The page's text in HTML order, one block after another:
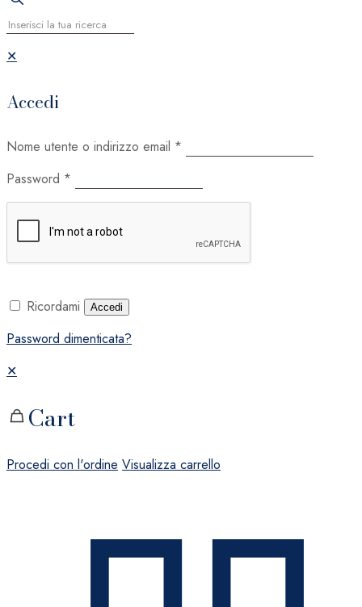
✕
Accedi
Nome utente o indirizzo email *
Password *
Ricordami Accedi
Password dimenticata?
✕
Cart
Procedi con l'ordine Visualizza carrello